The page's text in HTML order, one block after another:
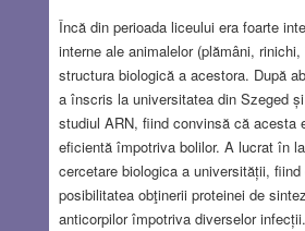
Încă din perioada liceului era foarte
interne ale animalelor (plămâni,
structura biologică a acestora. După
a înscris la universitatea din Szeged
studiul ARN, fiind convinsă că acesta
eficientă împotriva bolilor. A lucrat în
cercetare biologica a universității,
posibilitatea obţinerii proteinei de
anticorpilor împotriva diverselor